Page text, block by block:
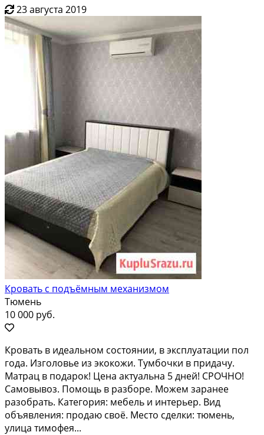
23 августа 2019
Кровать с подъёмным механизмом
Тюмень
10 000 руб.
Кровать в идеальном состоянии, в эксплуатации пол
года. Изголовье из экокожи. Тумбочки в придачу.
Матрац в подарок! Цена актуальна 5 дней! СРОЧНО!
Самовывоз. Помощь в разборе. Можем заранее
разобрать. Категория: мебель и интерьер. Вид
объявления: продаю своё. Место сделки: тюмень,
улица тимофея...